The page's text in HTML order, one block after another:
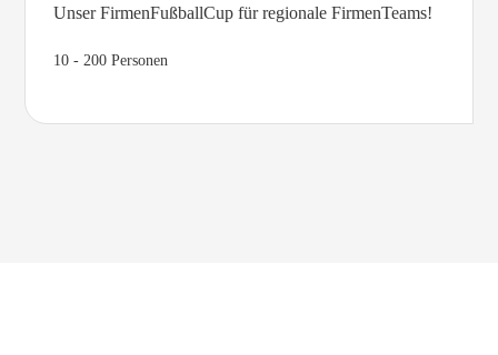
Unser FirmenFußballCup für regionale FirmenTeams!
10 - 200 Personen